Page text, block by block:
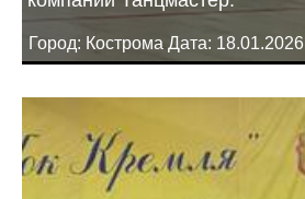
Город: Кострома Дата: 18.01.2026